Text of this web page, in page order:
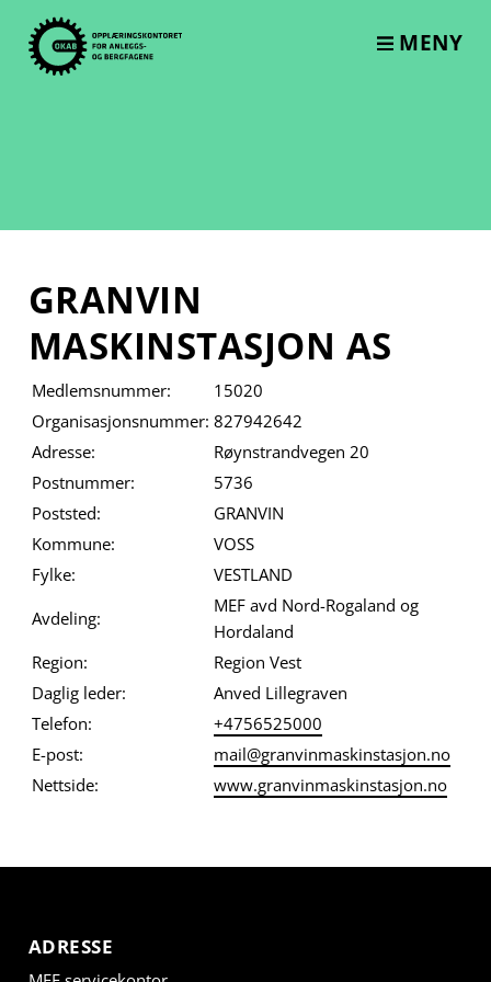
content
MENY
GRANVIN
MASKINSTASJON AS
Medlemsnummer:
15020
Organisasjonsnummer: 827942642
Adresse:
Røynstrandvegen 20
Postnummer:
5736
Poststed:
GRANVIN
Kommune:
VOSS
Fylke:
VESTLAND
Avdeling:
MEF avd Nord-Rogaland og
Hordaland
Region:
Region Vest
Daglig leder:
Anved Lillegraven
Telefon:
+4756525000
E-post:
mail@granvinmaskinstasjon.no
Nettside:
www.granvinmaskinstasjon.no
ADRESSE